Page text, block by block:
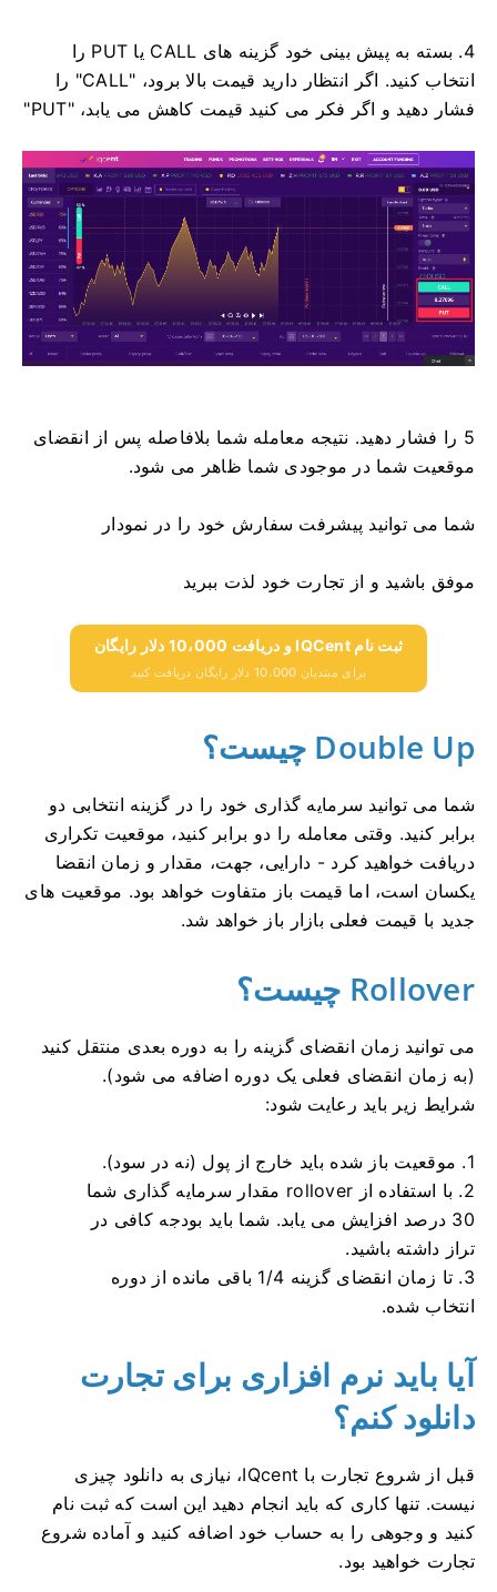
4. بسته به پیش بینی خود گزینه های CALL یا PUT را
انتخاب کنید.
اگر انتظار دارید قیمت بالا برود، "CALL" را
فشار دهید و اگر فکر می کنید قیمت کاهش می یابد، "PUT"
5 را فشار دهید. نتیجه معامله شما بلافاصله پس از انقضای
موقعیت شما در موجودی شما ظاهر می شود.
شما می توانید پیشرفت سفارش خود را در نمودار
موفق باشید و از تجارت خود لذت ببرید
ثبت نام IQCent و دریافت 10،000 دلار رایگان
برای مبتدیان 10،000 دلار رایگان دریافت کنید
Double Up چیست؟
شما می توانید سرمایه گذاری خود را در گزینه انتخابی دو
برابر کنید. وقتی معامله را دو برابر کنید، موقعیت تکراری
دریافت خواهید کرد - دارایی، جهت، مقدار و زمان انقضا
یکسان است، اما قیمت باز متفاوت خواهد بود. موقعیت های
جدید با قیمت فعلی بازار باز خواهد شد.
Rollover چیست؟
می توانید زمان انقضای گزینه را به دوره بعدی منتقل کنید
(به زمان انقضای فعلی یک دوره اضافه می شود).
شرایط زیر باید رعایت شود:
1. موقعیت باز شده باید خارج از پول (نه در سود).
2. با استفاده از rollover مقدار سرمایه گذاری شما
30 درصد افزایش می یابد.
شما باید بودجه کافی در
تراز داشته باشید.
3. تا زمان انقضای گزینه 1/4 باقی مانده از دوره
انتخاب شده.
آیا باید نرم افزاری برای تجارت
دانلود کنم؟
قبل از شروع تجارت با IQcent، نیازی به دانلود چیزی
نیست. تنها کاری که باید انجام دهید این است که ثبت نام
کنید و وجوهی را به حساب خود اضافه کنید و آماده شروع
تجارت خواهید بود.